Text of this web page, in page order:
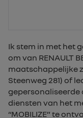
Ik stem in met het
om van RENAULT
maatschappelijke
Steenweg 281) of
diensten van het
“MOBILIZE” te